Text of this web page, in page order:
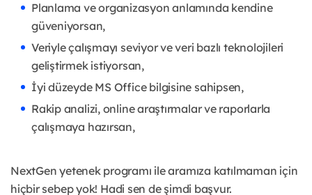
Planlama ve organizasyon anlamında kendine
güveniyorsan,
Veriyle çalışmayı seviyor ve veri bazlı teknolojileri
geliştirmek istiyorsan,
İyi düzeyde MS Office bilgisine sahipsen,
Rakip analizi, online araştırmalar ve raporlarla
çalışmaya hazırsan,
NextGen yetenek programı ile aramıza katılmaman için
hiçbir sebep yok! Hadi sen de şimdi başvur.